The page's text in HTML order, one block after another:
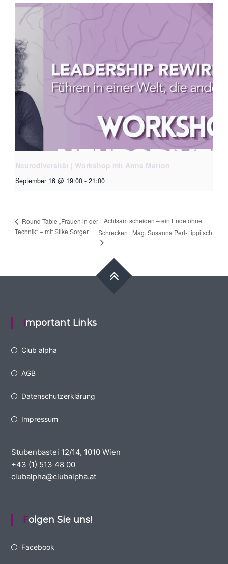
Neurodiversität | Workshop mit Anna Marton
September 16 @ 19:00 - 21:00
Round Table „Frauen in der
Technik“ – mit Silke Sorger
Achtsam scheiden – ein Ende ohne
Schrecken | Mag. Susanna Perl-Lippitsch
Important Links
Club alpha
AGB
Datenschutzerklärung
Impressum
Stubenbastei 12/14, 1010 Wien
+43 (1) 513 48 00
clubalpha@clubalpha.at
Folgen Sie uns!
Facebook